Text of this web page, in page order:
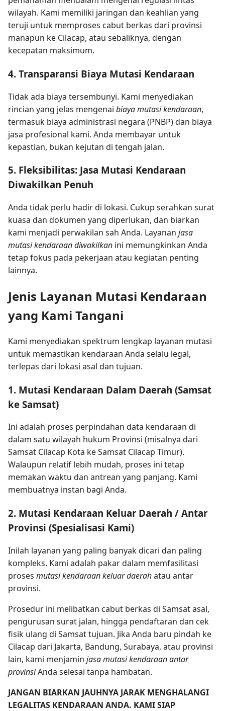
wilayah. Kami memiliki jaringan dan keahlian yang
teruji untuk memproses cabut berkas dari provinsi
manapun ke Cilacap, atau sebaliknya, dengan
kecepatan maksimum.
4. Transparansi Biaya Mutasi Kendaraan
Tidak ada biaya tersembunyi. Kami menyediakan
rincian yang jelas mengenai biaya mutasi kendaraan,
termasuk biaya administrasi negara (PNBP) dan biaya
jasa profesional kami. Anda membayar untuk
kepastian, bukan kejutan di tengah jalan.
5. Fleksibilitas: Jasa Mutasi Kendaraan
Diwakilkan Penuh
Anda tidak perlu hadir di lokasi. Cukup serahkan surat
kuasa dan dokumen yang diperlukan, dan biarkan
kami menjadi perwakilan sah Anda. Layanan jasa
mutasi kendaraan diwakilkan ini memungkinkan Anda
tetap fokus pada pekerjaan atau kegiatan penting
lainnya.
Jenis Layanan Mutasi Kendaraan
yang Kami Tangani
Kami menyediakan spektrum lengkap layanan mutasi
untuk memastikan kendaraan Anda selalu legal,
terlepas dari lokasi asal dan tujuan.
1. Mutasi Kendaraan Dalam Daerah (Samsat
ke Samsat)
Ini adalah proses perpindahan data kendaraan di
dalam satu wilayah hukum Provinsi (misalnya dari
Samsat Cilacap Kota ke Samsat Cilacap Timur).
Walaupun relatif lebih mudah, proses ini tetap
memakan waktu dan antrean yang panjang. Kami
membuatnya instan bagi Anda.
2. Mutasi Kendaraan Keluar Daerah / Antar
Provinsi (Spesialisasi Kami)
Inilah layanan yang paling banyak dicari dan paling
kompleks. Kami adalah pakar dalam memfasilitasi
proses mutasi kendaraan keluar daerahatau antar
provinsi.
Prosedur ini melibatkan cabut berkas di Samsat asal,
pengurusan surat jalan, hingga pendaftaran dan cek
fisik ulang di Samsat tujuan. Jika Anda baru pindah ke
Cilacap dari Jakarta, Bandung, Surabaya, atau provinsi
lain, kami menjamin jasa mutasi kendaraan antar
provinsiAnda selesai tanpa hambatan.
JANGAN BIARKAN JAUHNYA JARAK MENGHALANGI
LEGALITAS KENDARAAN ANDA. KAMI SIAP